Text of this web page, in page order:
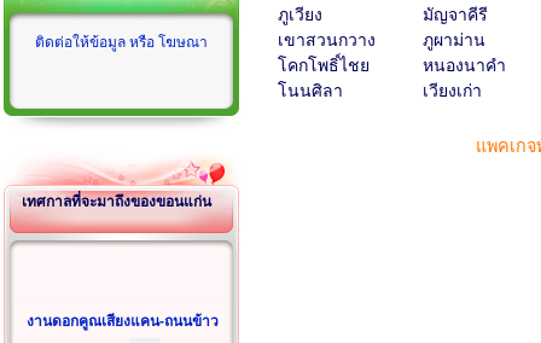
ติดต่อให้ข้อมูล หรือ โฆษณา
เทศกาลที่จะมาถึงของขอนแก่น
งานดอกคูณเสียงแคน-ถนนข้าว
ภูเวียง
มัญจาคีรี
เขาสวนกวาง
ภูผาม่าน
โคกโพธิ์ไชย
หนองนาคำ
โนนศิลา
เวียงเก่า
แพคเก